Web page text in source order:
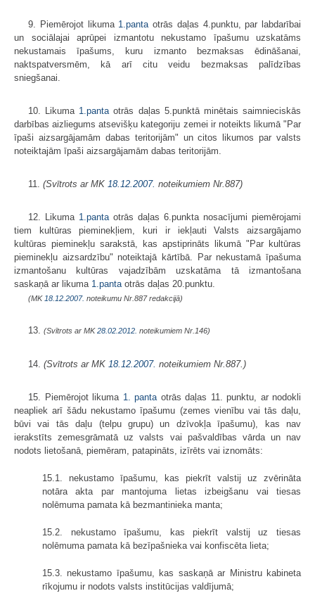
9. Piemērojot likuma 1.panta otrās daļas 4.punktu, par labdarībai
un sociālajai aprūpei izmantotu nekustamo īpašumu uzskatāms
nekustamais īpašums, kuru izmanto bezmaksas ēdināšanai,
naktspatversmēm, kā arī citu veidu bezmaksas palīdzības
sniegšanai.
10. Likuma 1.panta otrās daļas 5.punktā minētais saimnieciskās
darbības aizliegums atsevišķu kategoriju zemei ir noteikts likumā "Par
īpaši aizsargāja­mām dabas teritorijām" un citos likumos par valsts
noteiktajām īpaši aizsargāja­mām dabas teritorijām.
11. (Svītrots ar MK 18.12.2007. noteikumiem Nr.887)
12. Likuma 1.panta otrās daļas 6.punkta nosacījumi piemērojami
tiem kultūras pieminekļiem, kuri ir iekļauti Valsts aizsargājamo
kultūras pieminekļu sarakstā, kas apstiprināts likumā "Par kultūras
pieminekļu aizsardzību" noteiktajā kārtībā. Par nekustamā īpašuma
izmantošanu kultūras vajadzībām uz­skatāma tā izmantošana
saskaņā ar likuma 1.panta otrās daļas 20.punktu.
(MK 18.12.2007. noteikumu Nr.887 redakcijā)
13. (Svītrots ar MK28.02.2012. noteikumiem Nr.146)
14. (Svītrots ar MK 18.12.2007. noteikumiem Nr.887.)
15. Piemērojot likuma 1. panta otrās daļas 11. punktu, ar nodokli
neapliek arī šādu nekustamo īpašumu (zemes vienību vai tās daļu,
būvi vai tās daļu (telpu grupu) un dzīvokļa īpašumu), kas nav
ierakstīts zemesgrāmatā uz valsts vai pašvaldības vārda un nav
nodots lietošanā, piemēram, patapināts, izīrēts vai iznomāts:
15.1. nekustamo īpašumu, kas piekrīt valstij uz zvērināta
notāra akta par mantojuma lietas izbeigšanu vai tiesas
nolēmuma pamata kā bezmantinieka manta;
15.2. nekustamo īpašumu, kas piekrīt valstij uz tiesas
nolēmuma pamata kā bezīpašnieka vai konfiscēta lieta;
15.3. nekustamo īpašumu, kas saskaņā ar Ministru kabineta
rīkojumu ir nodots valsts institūcijas valdījumā;